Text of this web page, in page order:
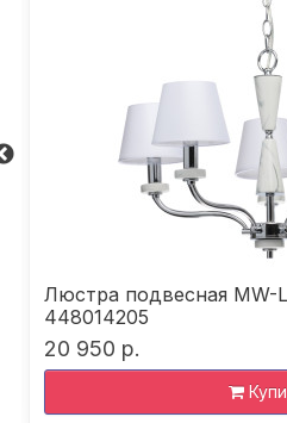
Люстра подвесная MW-
448014205
20 950 р.